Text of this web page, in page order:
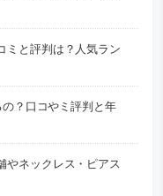
ミと評判は？人気ラン
？口コやミ評判と年
やネックレス・ピアス